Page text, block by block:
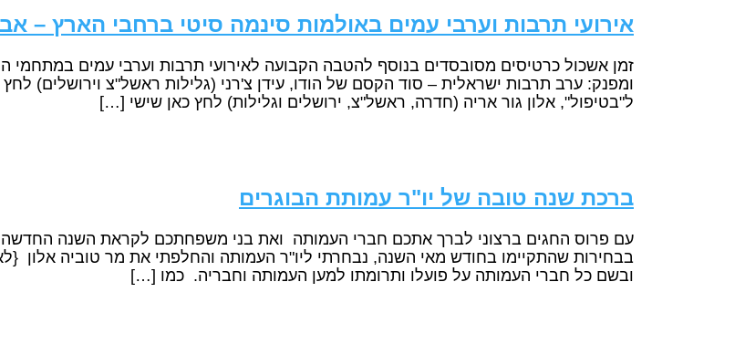
אירועי תרבות וערבי עמים באולמות סינמה סיטי ברחבי הארץ – אביב
זמן אשכול כרטיסים מסובסדים בנוסף להטבה הקבועה לאירועי תרבות וערבי עמים במתחמי
ומפנק: ערב תרבות ישראלית – סוד הקסם של הודו, עידן צ'רני (גלילות ראשל"צ וירושלים)
ל"בטיפול", אלון גור אריה (חדרה, ראשל"צ, ירושלים וגלילות) לחץ כאן שישי […]
ברכת שנה טובה של יו"ר עמותת הבוגרים
עם פרוס החגים ברצוני לברך אתכם חברי העמותה ואת בני משפחתכם לקראת השנה
ובשם כל חברי העמותה על פועלו ותרומתו למען העמותה וחבריה. כמו […]